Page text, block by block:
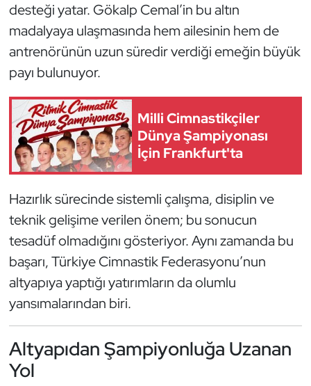
desteği yatar. Gökalp Cemal’in bu altın
madalyaya ulaşmasında hem ailesinin hem de
antrenörünün uzun süredir verdiği emeğin büyük
payı bulunuyor.
Milli Cimnastikçiler
Dünya Şampiyonası
İçin Frankfurt'ta
Hazırlık sürecinde sistemli çalışma, disiplin ve
teknik gelişime verilen önem; bu sonucun
tesadüf olmadığını gösteriyor. Aynı zamanda bu
başarı, Türkiye Cimnastik Federasyonu’nun
altyapıya yaptığı yatırımların da olumlu
yansımalarından biri.
Altyapıdan Şampiyonluğa Uzanan
Yol
Kürek
Masa Tenisi
Modern Pentatlon
Motor Sporları
Muay Thai
Okçuluk
Optimist
Oryantiring
Özel Sporcular
Paralimpik